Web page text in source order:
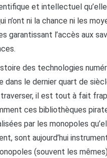
et intellectuel
n’ont ni la chance ni les
garantissant l’accès aux
des technologies
dans le dernier quart de
il est tout à fait
ces bibliothèques
par les monopoles
sont aujourd’hui
(souvent les